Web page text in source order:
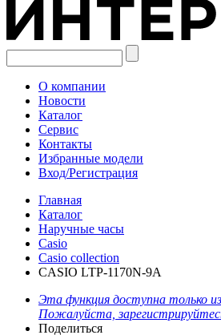
О компании
Новости
Каталог
Сервис
Контакты
Избранные модели
Вход/Регистрация
Главная
Каталог
Наручные часы
Casio
Casio collection
CASIO LTP-1170N-9A
Эта функция доступна только
Пожалуйста,
Поделиться